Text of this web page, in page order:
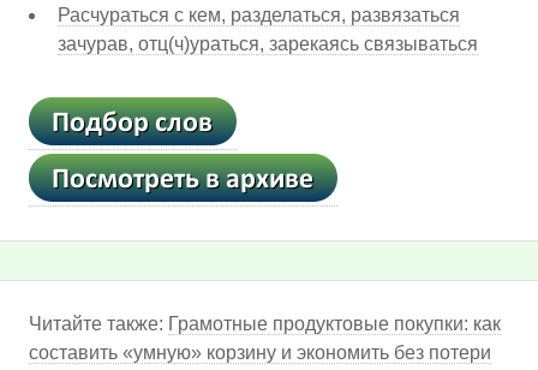
Расчураться с кем, разделаться, развязаться
зачурав, отц(ч)ураться, зарекаясь связываться
Читайте также: Грамотные продуктовые покупки: как
составить «умную» корзину и экономить без потери